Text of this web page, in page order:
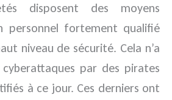
disposent des moyens
personnel fortement qualifié
niveau de sécurité. Cela n’a
par des pirates
à ce jour. Ces derniers ont